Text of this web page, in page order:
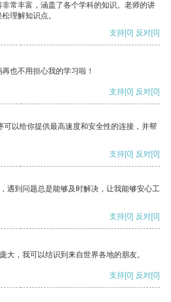
常丰富，涵盖了各个学科的知识。老师的讲
理解知识点。
支持[0] 反对[0]
也不用担心我的学习啦！
支持[0] 反对[0]
可以给你提供最高速度和安全性的连接，并帮
支持[0] 反对[0]
遇到问题总是能够及时解决，让我能够安心工
支持[0] 反对[0]
大，我可以结识到来自世界各地的朋友。
支持[0] 反对[0]